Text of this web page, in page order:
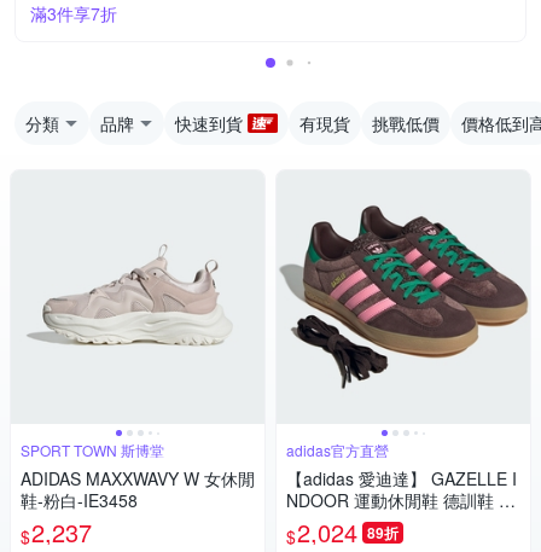
滿3件享7折
分類 品牌 快速到貨 有現貨 挑戰低價 價格低到
SPORT TOWN 斯博堂
ADIDAS MAXXWAVY W 女休閒
鞋-粉白-IE3458
$2,237
adidas官方直營
【adidas 愛迪達】 GAZELLE I
NDOOR 運動休閒鞋 德訓鞋 滑
板 復古 女鞋 - Originals JI2714
$2,024 89折